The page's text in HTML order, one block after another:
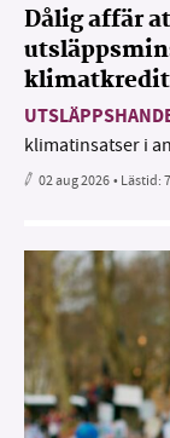
Dålig affär
klimatinsatser i
02 aug 2026• Lästid: